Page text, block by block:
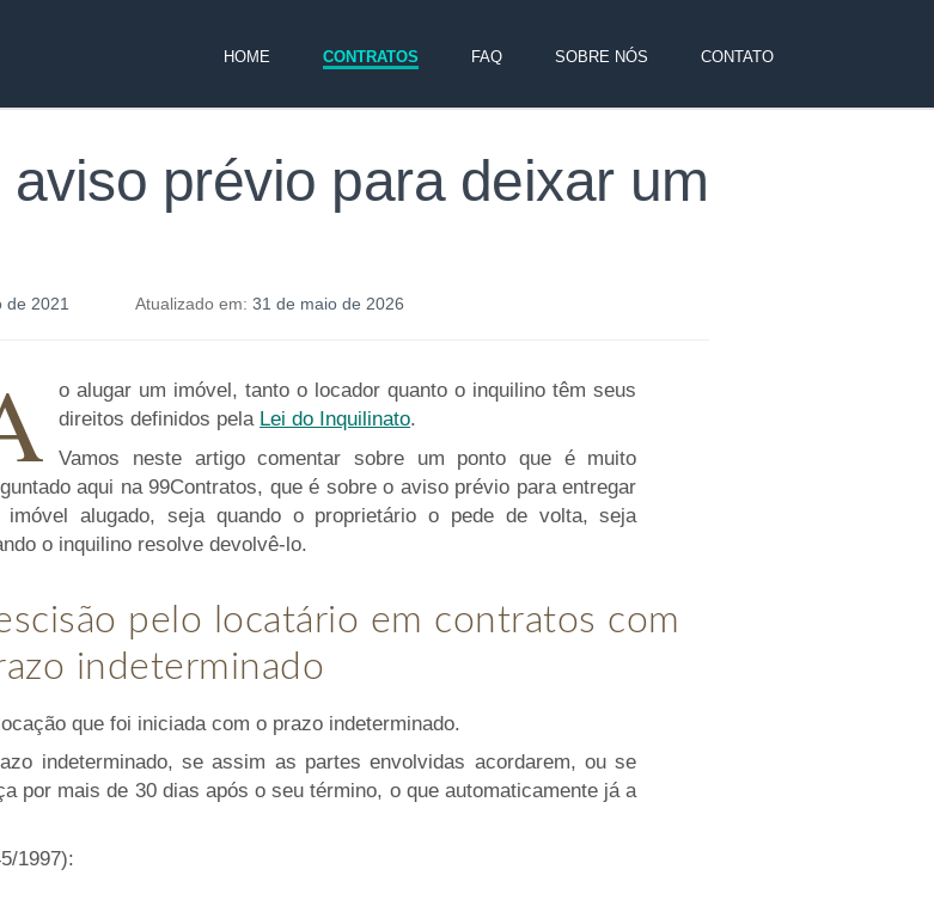
HOME CONTRATOS FAQ SOBRE NÓS CONTATO
prévio para deixar um
de 2021 Atualizado em: 31 de maio de 2026
o alugar um imóvel, tanto o locador quanto o inquilino têm seus
direitos definidos pela Lei do Inquilinato.
Vamos neste artigo comentar sobre um ponto que é muito
aqui na 99Contratos, que é sobre o aviso prévio para entregar
imóvel alugado, seja quando o proprietário o pede de volta, seja
o inquilino resolve devolvê-lo.
pelo locatário em contratos com
indeterminado
que foi iniciada com o prazo indeterminado.
indeterminado, se assim as partes envolvidas acordarem, ou se
por mais de 30 dias após o seu término, o que automaticamente já a
1997):